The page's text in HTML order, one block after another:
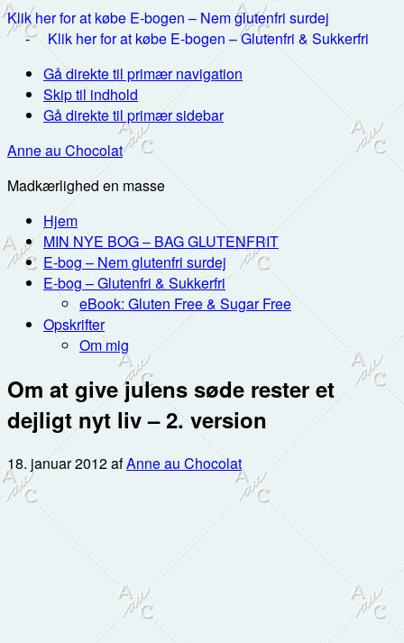
Klik her for at købe E-bogen – Nem glutenfri surdej
- Klik her for at købe E-bogen – Glutenfri & Sukkerfri
Gå direkte til primær navigation
Skip til indhold
Gå direkte til primær sidebar
Anne au Chocolat
Madkærlighed en masse
Hjem
MIN NYE BOG – BAG GLUTENFRIT
E-bog – Nem glutenfri surdej
E-bog – Glutenfri & Sukkerfri
eBook: Gluten Free & Sugar Free
Opskrifter
Om mig
Om at give julens søde rester et
dejligt nyt liv – 2. version
18. januar 2012afAnne au Chocolat